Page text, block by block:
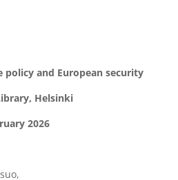
policy and European security
Helsinki
2026